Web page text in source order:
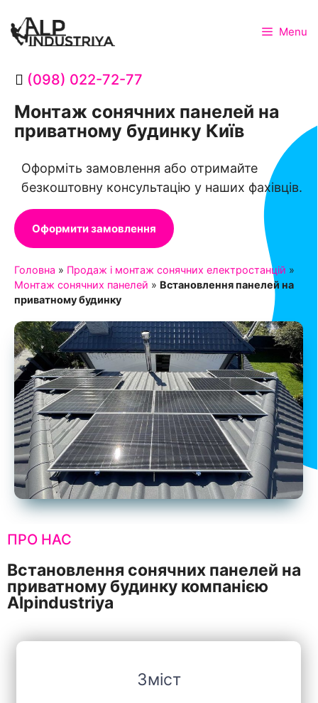
Menu
(098) 022-72-77
Монтаж сонячних панелей на
приватному будинку Київ
Оформіть замовлення або отримайте
безкоштовну консультацію у наших фахівців.
Оформити замовлення
Головна » Продаж і монтаж сонячних електростанцій »
Монтаж сонячних панелей » Встановлення панелей на
приватному будинку
ПРО НАС
Встановлення сонячних панелей на
приватному будинку компанією
Alpindustriya
Зміст